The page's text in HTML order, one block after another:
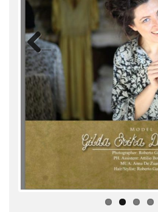
Previ
ous